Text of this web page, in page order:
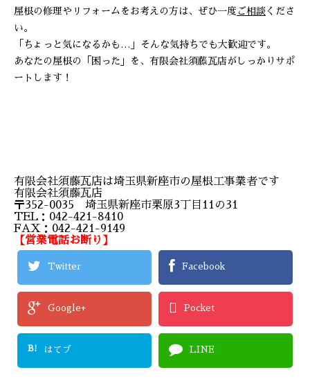
屋根の修理やリフォームをお考えの方は、ぜひ一度 ご相談 くださ
い。
「ちょっと気になるかも…」そんな気持ちでも大歓迎です。
あなたの屋根の「困った」を、有限会社須藤瓦店がしっかりサポ
ートします！
有限会社須藤瓦店は埼玉県新座市の屋根工事業者です
有限会社須藤瓦店
〒352-0035 埼玉県新座市栗原3丁目11の31
TEL：042-421-8410
FAX：042-421-9149
【営業電話お断り】
Twitter Facebook
Google+ Pocket
B! はてブ LINE